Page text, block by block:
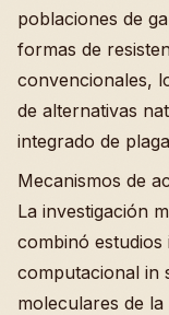
poblaciones de
formas de
convencionales,
de alternativas
integrado de
Mecanismos de
La investigación
combinó
computacional in
moleculares de